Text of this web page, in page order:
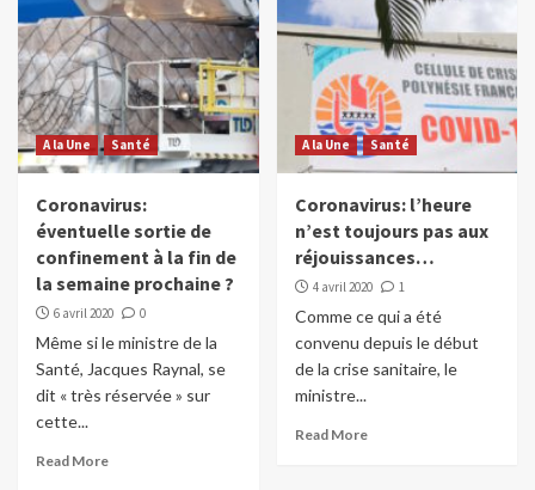
A la Une Santé
Coronavirus:
éventuelle sortie de
confinement à la fin de
la semaine prochaine ?
6 avril 2020 0
Même si le ministre de la
Santé, Jacques Raynal, se
dit « très réservée » sur
cette...
Read More
A la Une Santé
Coronavirus: l’heure
n’est toujours pas aux
réjouissances…
4 avril 2020 1
Comme ce qui a été
convenu depuis le début
de la crise sanitaire, le
ministre...
Read More